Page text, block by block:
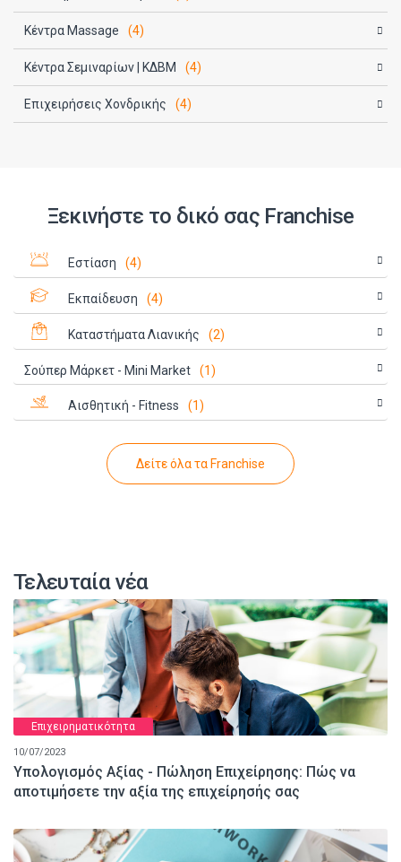
Κέντρα Massage (4)
Κέντρα Σεμιναρίων | ΚΔΒΜ (4)
Επιχειρήσεις Χονδρικής (4)
Ξεκινήστε το δικό σας Franchise
Εστίαση (4)
Εκπαίδευση (4)
Καταστήματα Λιανικής (2)
Σούπερ Μάρκετ - Mini Market (1)
Αισθητική - Fitness (1)
Δείτε όλα τα Franchise
Τελευταία νέα
Επιχειρηματικότητα
10/07/2023
Υπολογισμός Αξίας - Πώληση Επιχείρησης: Πώς να
αποτιμήσετε την αξία της επιχείρησής σας